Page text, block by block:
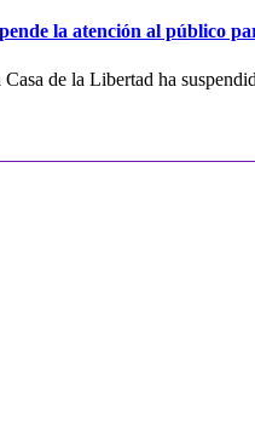
la atención al público
de la Libertad ha